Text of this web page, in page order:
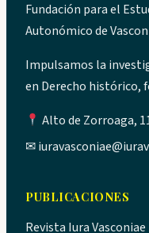
Fundación para el
Autonómico de
Impulsamos la
en Derecho histórico,
Alto de Zorroaga,
✉
PUBLICACIONES
Revista Iura Vasconiae